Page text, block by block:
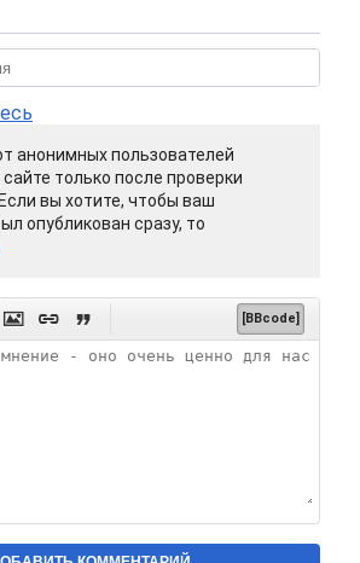
анонимных пользователей
только после проверки
вы хотите, чтобы ваш
опубликован сразу, то
   [BBcode]